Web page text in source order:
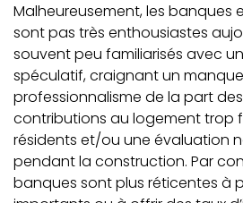
Malheureusement, les banques
sont pas très enthousiastes
souvent peu familiarisés avec
spéculatif, craignant un
professionnalisme de la part
contributions au logement trop
résidents et/ou une évaluation
pendant la construction. Par
banques sont plus réticentes à